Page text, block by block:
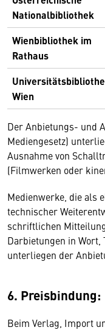
Nationalbibliothek
Wienbibliothek im
Rathaus
Wien
Der Anbietungs- und
Mediengesetz)
Ausnahme von
(Filmwerken oder
Medienwerke, die als
technischer
schriftlichen
Darbietungen in Wort,
unterliegen der
6. Preisbindung:
Beim Verlag, Import